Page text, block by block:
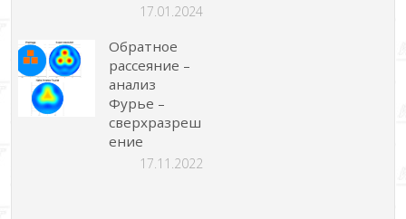
17.01.2024
Обратное
рассеяние –
анализ
Фурье –
сверхразреш
ение
17.11.2022